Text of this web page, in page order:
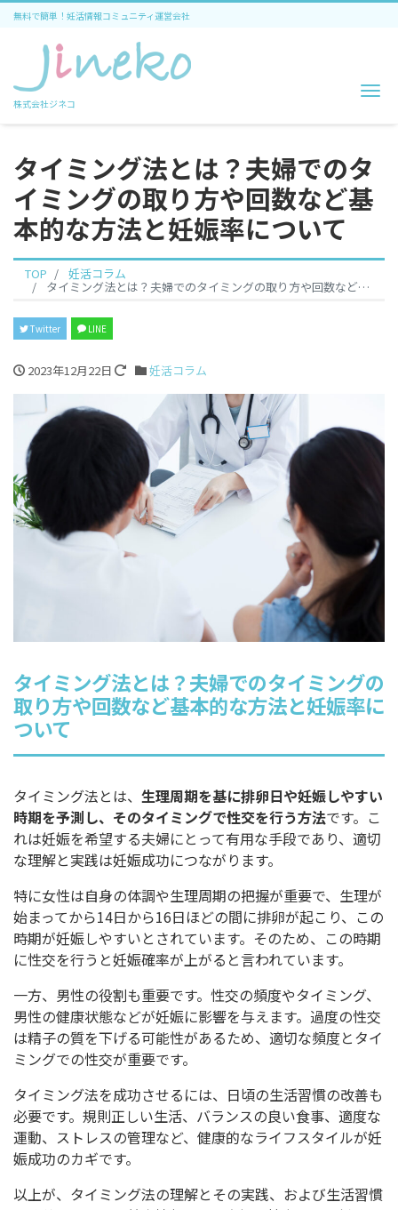
無料で簡単！妊活情報コミュニティ運営会社
株式会社ジネコ
タイミング法とは？夫婦でのタ
イミングの取り方や回数など基
本的な方法と妊娠率について
TOP 妊活コラム
タイミング法とは？夫婦でのタイミングの取り方や回数など基本的な方法と妊娠率について
Twitter LINE
2023年12月22日 妊活コラム
タイミング法とは？夫婦でのタイミングの
取り方や回数など基本的な方法と妊娠率に
ついて
タイミング法とは、 生理周期を基に排卵日や妊娠しやすい
時期を予測し、そのタイミングで性交を行う方法です。こ
れは妊娠を希望する夫婦にとって有用な手段であり、適切
な理解と実践は妊娠成功につながります。
特に女性は自身の体調や生理周期の把握が重要で、生理が
始まってから14日から16日ほどの間に排卵が起こり、この
時期が妊娠しやすいとされています。そのため、この時期
に性交を行うと妊娠確率が上がると言われています。
一方、男性の役割も重要です。性交の頻度やタイミング、
男性の健康状態などが妊娠に影響を与えます。過度の性交
は精子の質を下げる可能性があるため、適切な頻度とタイ
ミングでの性交が重要です。
タイミング法を成功させるには、日頃の生活習慣の改善も
必要です。規則正しい生活、バランスの良い食事、適度な
運動、ストレスの管理など、健康的なライフスタイルが妊
娠成功のカギです。
以上が、タイミング法の理解とその実践、および生活習慣